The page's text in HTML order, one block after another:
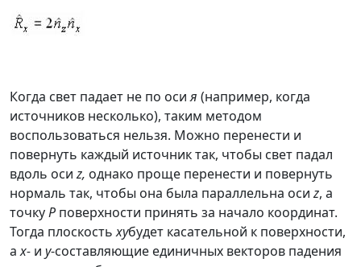
Когда свет падает не по оси я (например, когда
источников несколько), таким методом
воспользоваться нельзя. Можно перенести и
повернуть каждый источник так, чтобы свет падал
вдоль оси z, однако проще перенести и повернуть
нормаль так, чтобы она была параллельна оси z, а
точкуР поверхности принять за начало координат.
Тогда плоскость хубудет касательной к поверхности,
а х- и y-составляющие единичных векторов падения